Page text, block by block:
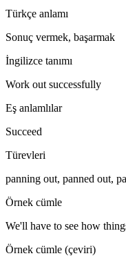
Türkçe anlamı
Sonuç vermek, başarmak
İngilizce tanımı
Work out successfully
Eş anlamlılar
Succeed
Türevleri
panning out, panned out,
Örnek cümle
We'll have to see how
Örnek cümle (çeviri)